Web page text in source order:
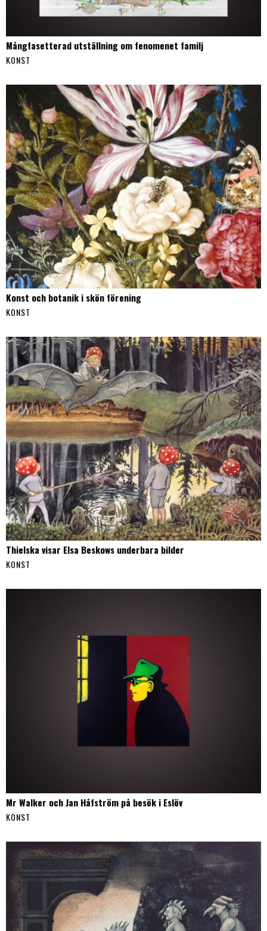
Mångfasetterad utställning om fenomenet familj
KONST
Konst och botanik i skön förening
KONST
Thielska visar Elsa Beskows underbara bilder
KONST
Mr Walker och Jan Håfström på besök i Eslöv
KONST